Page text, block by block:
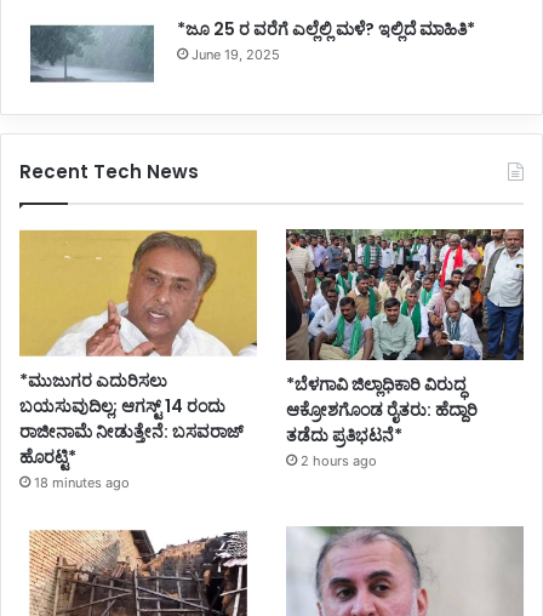
*ಜೂ 25 ರ ವರೆಗೆ ಎಲ್ಲೆಲ್ಲಿ ಮಳೆ? ಇಲ್ಲಿದೆ ಮಾಹಿತಿ*
June 19, 2025
Recent Tech News
*ಮುಜುಗರ ಎದುರಿಸಲು
ಬಯಸುವುದಿಲ್ಲ; ಆಗಸ್ಟ್ 14 ರಂದು
ರಾಜೀನಾಮೆ ನೀಡುತ್ತೇನೆ: ಬಸವರಾಜ್
ಹೊರಟ್ಟಿ*
18 minutes ago
*ಬೆಳಗಾವಿ ಜಿಲ್ಲಾಧಿಕಾರಿ ವಿರುದ್ಧ
ಆಕ್ರೋಶಗೊಂಡ ರೈತರು: ಹೆದ್ದಾರಿ
ತಡೆದು ಪ್ರತಿಭಟನೆ*
2 hours ago